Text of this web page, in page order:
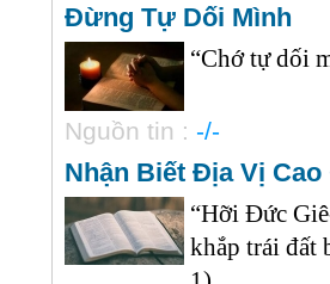
Đừng Tự Dối Mình
“Chớ tự dối
Nguồn tin : -/-
Nhận Biết Địa Vị
“Hỡi Đức
khắp trái đất